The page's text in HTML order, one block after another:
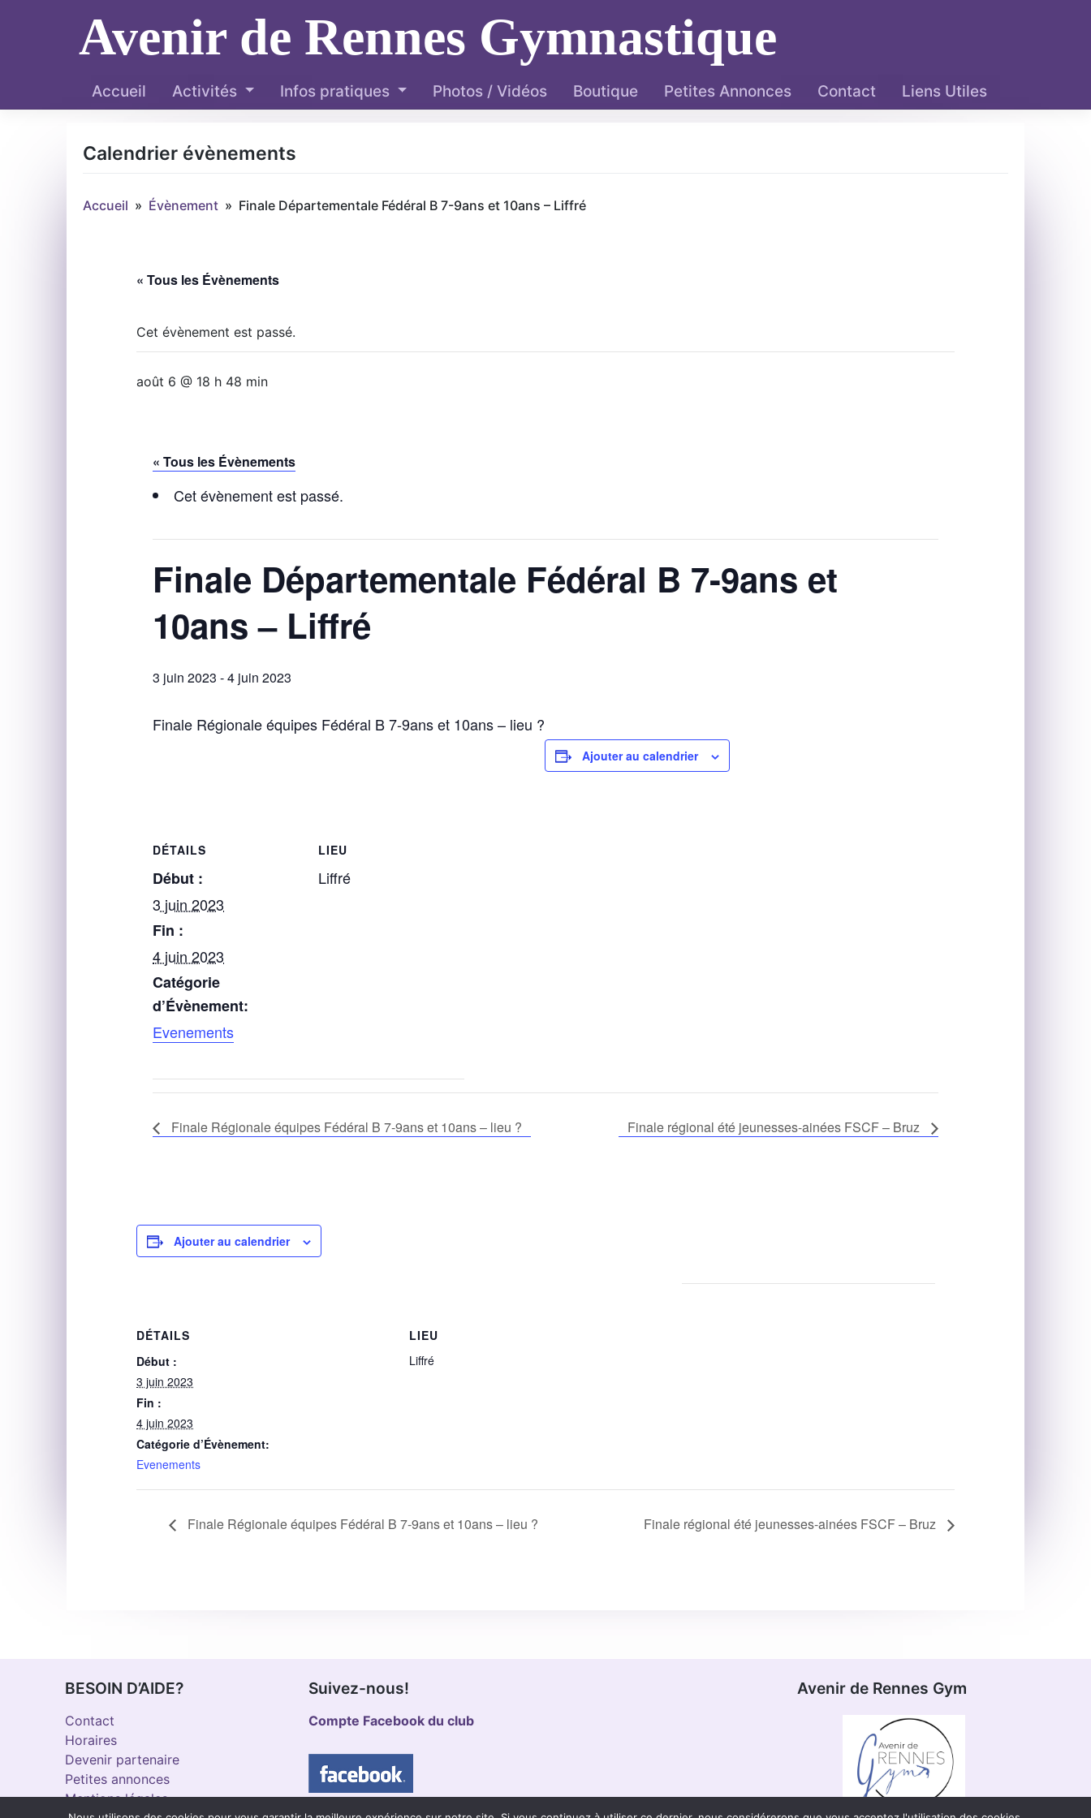
Avenir de Rennes Gymnastique
Accueil Activités Infos pratiques Photos / Vidéos Boutique Petites Annonces Contact Liens Utiles
Calendrier évènements
Accueil » Évènement » Finale Départementale Fédéral B 7-9ans et 10ans – Liffré
« Tous les Évènements
Cet évènement est passé.
août 6 @ 18 h 48 min
« Tous les Évènements
Cet évènement est passé.
Finale Départementale Fédéral B 7-9ans et
10ans – Liffré
3 juin 2023 -4 juin 2023
Finale Régionale équipes Fédéral B 7-9ans et 10ans – lieu ?
Ajouter au calendrier
DÉTAILS
Début :
3 juin 2023
Fin :
4 juin 2023
Catégorie
d’Évènement:
Evenements
LIEU
Liffré
Finale Régionale équipes Fédéral B 7-9ans et 10ans – lieu ? Finale régional été jeunesses-ainées FSCF – Bruz
Ajouter au calendrier
DÉTAILS
Début :
3 juin 2023
Fin :
4 juin 2023
Catégorie d’Évènement:
Evenements
LIEU
Liffré
Finale Régionale équipes Fédéral B 7-9ans et 10ans – lieu ? Finale régional été jeunesses-ainées FSCF – Bruz
BESOIN D’AIDE?
Contact
Horaires
Devenir partenaire
Petites annonces
Mentions légales
Suivez-nous!
Compte Facebook du club
Avenir de Rennes Gym